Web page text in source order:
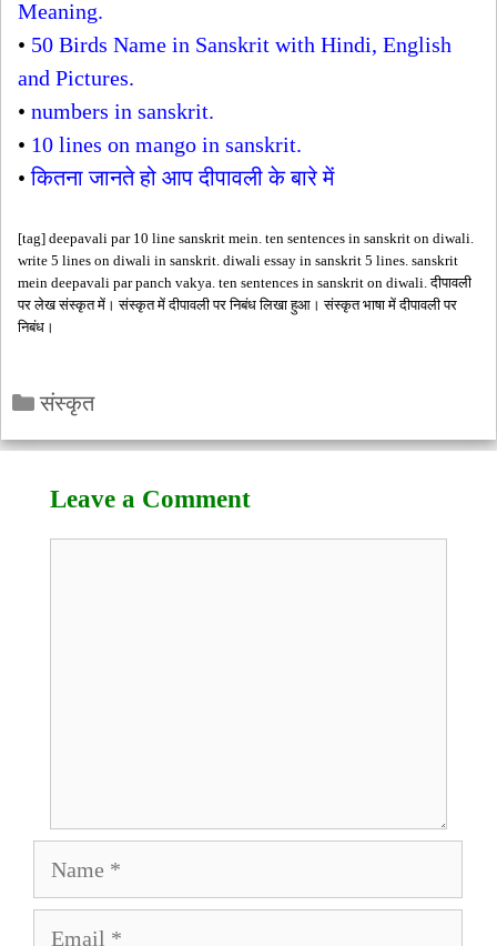
Meaning.
• 50 Birds Name in Sanskrit with Hindi, English
and Pictures.
• numbers in sanskrit.
• 10 lines on mango in sanskrit.
•कितना जानते हो आप दीपावली के बारे में
[tag] deepavali par 10 line sanskrit mein. ten sentences in sanskrit on diwali.
write 5 lines on diwali in sanskrit. diwali essay in sanskrit 5 lines. sanskrit
mein deepavali par panch vakya. ten sentences in sanskrit on diwali. दीपावली
पर लेख संस्कृत में। संस्कृत में दीपावली पर निबंध लिखा हुआ। संस्कृत भाषा में दीपावली पर
निबंध।
Categories
संस्कृत
Leave a Comment